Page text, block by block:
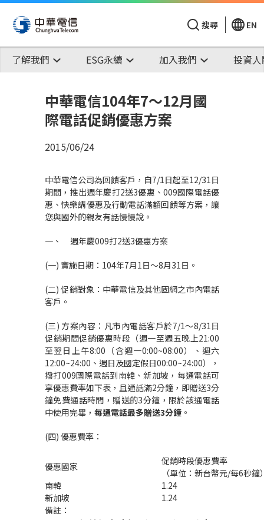
搜尋 EN
了解我們 ESG永續 加入我們 投資
中華電信104年7～12月國
際電話促銷優惠方案
2015/06/24
中華電信公司為回饋客戶，自7/1日起至12/31日
期間，推出週年慶打2送3優惠、009國際電話優
惠、快樂講優惠及行動電話滿額回饋等方案，讓
您與國外的親友有話慢慢說。
一、 週年慶009打2送3優惠方案
(一) 實施日期：104年7月1日～8月31日。
(二) 促銷對象：中華電信及其他固網之市內電話
客戶。
(三) 方案內容：凡市內電話客戶於7/1～8/31日
促銷期間促銷優惠時段（週一至週五晚上21:00
至翌日上午8:00（含週一0:00~08:00）、週六
12:00~24:00、週日及國定假日00:00~24:00），
撥打009國際電話到南韓、新加坡，每通電話可
享優惠費率如下表，且通話滿2分鐘，即贈送3分
鐘免費通話時間，贈送的3分鐘，限於該通電話
中使用完畢， 每通電話最多贈送3分鐘 。
(四) 優惠費率：
優惠國家
促銷時段優惠費率
（單位：新台幣元/每6秒鐘
南韓
1.24
新加坡
1.24
備註：